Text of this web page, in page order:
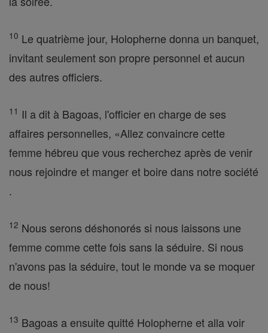
10 Le quatrième jour, Holopherne donna un banquet,
invitant seulement son propre personnel et aucun
des autres officiers.
11 Il a dit à Bagoas, l'officier en charge de ses
affaires personnelles, «Allez convaincre cette
femme hébreu que vous recherchez après de venir
nous rejoindre et manger et boire dans notre société
.
12 Nous serons déshonorés si nous laissons une
femme comme cette fois sans la séduire. Si nous
n'avons pas la séduire, tout le monde va se moquer
de nous!
13 Bagoas a ensuite quitté Holopherne et alla voir